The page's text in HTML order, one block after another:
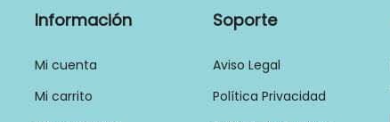
Información
Mi cuenta
Mi carrito
Soporte
Aviso Legal
Política Privacidad